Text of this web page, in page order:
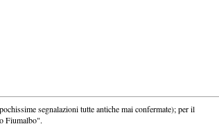
segnalazioni tutte antiche mai confermate); per il
Fiumalbo".